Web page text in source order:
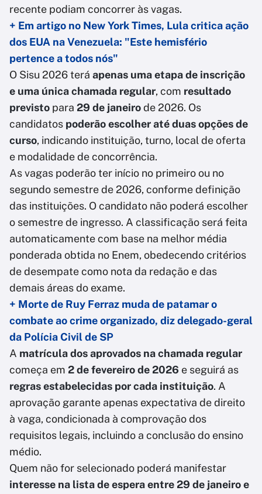
recente podiam concorrer às vagas.
+ Em artigo no New York Times, Lula critica ação
dos EUA na Venezuela: "Este hemisfério
pertence a todos nós"
O Sisu 2026 terá apenas uma etapa de inscrição
e uma única chamada regular, com resultado
previsto para 29 de janeirode 2026. Os
candidatos poderão escolher até duas opções de
curso, indicando instituição, turno, local de oferta
e modalidade de concorrência.
As vagas poderão ter início no primeiro ou no
segundo semestre de 2026, conforme definição
das instituições. O candidato não poderá escolher
o semestre de ingresso. A classificação será feita
automaticamente com base na melhor média
ponderada obtida no Enem, obedecendo critérios
de desempate como nota da redação e das
demais áreas do exame.
+ Morte de Ruy Ferraz muda de patamar o
combate ao crime organizado, diz delegado-geral
da Polícia Civil de SP
A matrícula dos aprovados na chamada regular
começa em 2 de fevereiro de 2026 e seguirá as
regras estabelecidas por cada instituição. A
aprovação garante apenas expectativa de direito
à vaga, condicionada à comprovação dos
requisitos legais, incluindo a conclusão do ensino
médio.
Quem não for selecionado poderá manifestar
interesse na lista de espera entre 29 de janeiro e